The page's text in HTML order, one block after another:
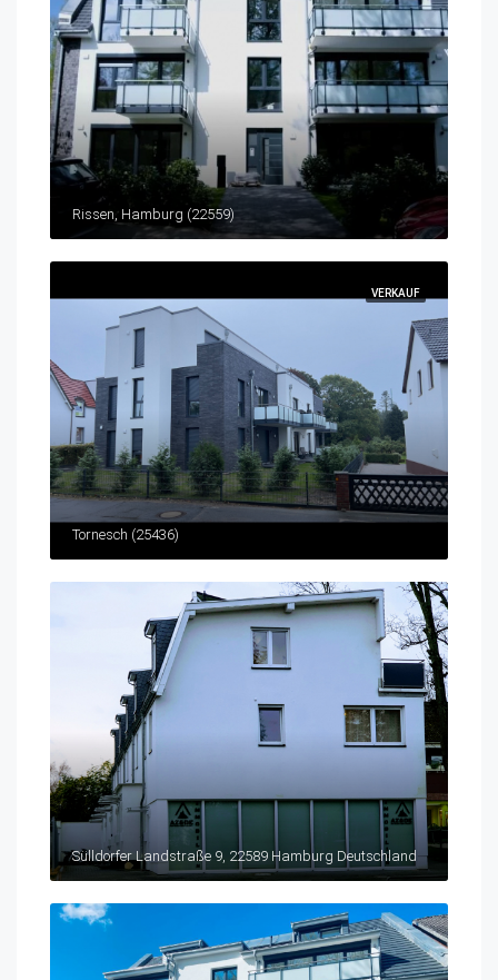
Rissen, Hamburg (22559)
VERKAUF
Tornesch (25436)
Sülldorfer Landstraße 9, 22589 Hamburg Deutschland